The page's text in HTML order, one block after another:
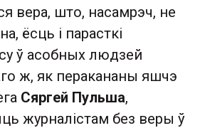
вера, што, насамрэч, не
ёсць і парасткі
ў асобных людзей
ж, як перакананы яшчэ
Сяргей Пульша,
журналістам без веры ў